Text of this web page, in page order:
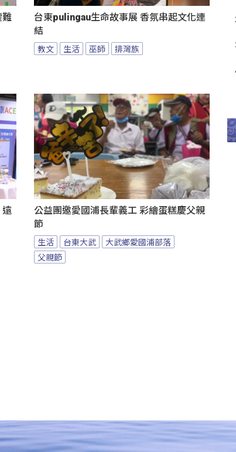
難
台東pulingau生命故事展 香氛串起文化連
結
教文 生活 巫師 排灣族
遠
公益團邀愛國浦長輩義工 彩繪蛋糕慶父親
節
生活 台東大武
大武鄉愛國浦部落
父親節